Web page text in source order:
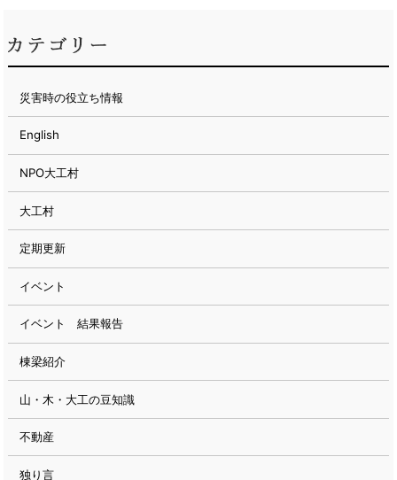
災害時の役立ち情報
English
NPO大工村
大工村
定期更新
イベント
イベント 結果報告
棟梁紹介
山・木・大工の豆知識
不動産
独り言